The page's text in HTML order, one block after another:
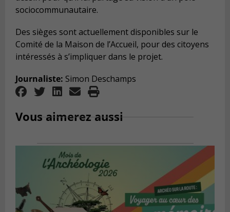
sociocommunautaire.
Des sièges sont actuellement disponibles sur le
Comité de la Maison de l’Accueil, pour des citoyens
intéressés à s’impliquer dans le projet.
Journaliste: Simon Deschamps
Vous aimerez aussi